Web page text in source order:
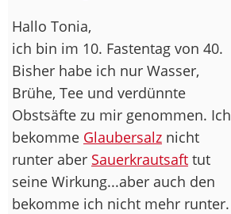
Hallo Tonia,
ich bin im 10. Fastentag von 40.
Bisher habe ich nur Wasser,
Brühe, Tee und verdünnte
Obstsäfte zu mir genommen. Ich
bekomme Glaubersalz nicht
runter aber Sauerkrautsaft tut
seine Wirkung...aber auch den
bekomme ich nicht mehr runter.